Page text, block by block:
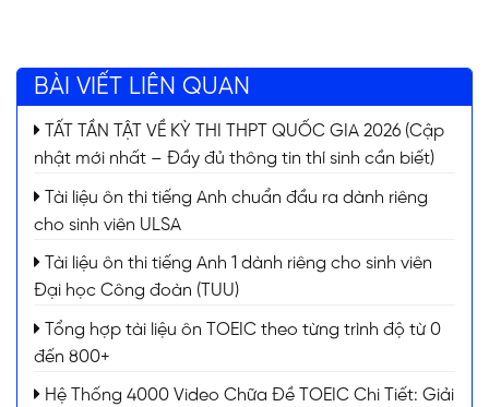
BÀI VIẾT LIÊN QUAN
TẤT TẦN TẬT VỀ KỲ THI THPT QUỐC GIA 2026 (Cập
nhật mới nhất – Đầy đủ thông tin thí sinh cần biết)
Tài liệu ôn thi tiếng Anh chuẩn đầu ra dành riêng
cho sinh viên ULSA
Tài liệu ôn thi tiếng Anh 1 dành riêng cho sinh viên
Đại học Công đoàn (TUU)
Tổng hợp tài liệu ôn TOEIC theo từng trình độ từ 0
đến 800+
Hệ Thống 4000 Video Chữa Đề TOEIC Chi Tiết: Giải